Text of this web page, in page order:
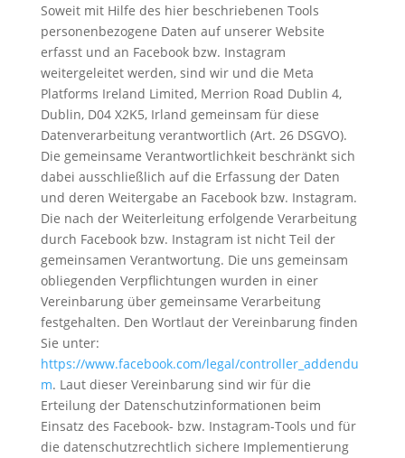
Soweit mit Hilfe des hier beschriebenen Tools
personenbezogene Daten auf unserer Website
erfasst und an Facebook bzw. Instagram
weitergeleitet werden, sind wir und die Meta
Platforms Ireland Limited, Merrion Road Dublin 4,
Dublin, D04 X2K5, Irland gemeinsam für diese
Datenverarbeitung verantwortlich (Art. 26 DSGVO).
Die gemeinsame Verantwortlichkeit beschränkt sich
dabei ausschließlich auf die Erfassung der Daten
und deren Weitergabe an Facebook bzw. Instagram.
Die nach der Weiterleitung erfolgende Verarbeitung
durch Facebook bzw. Instagram ist nicht Teil der
gemeinsamen Verantwortung. Die uns gemeinsam
obliegenden Verpflichtungen wurden in einer
Vereinbarung über gemeinsame Verarbeitung
festgehalten. Den Wortlaut der Vereinbarung finden
Sie unter:
https://www.facebook.com/legal/controller_addendu
m. Laut dieser Vereinbarung sind wir für die
Erteilung der Datenschutzinformationen beim
Einsatz des Facebook- bzw. Instagram-Tools und für
die datenschutzrechtlich sichere Implementierung